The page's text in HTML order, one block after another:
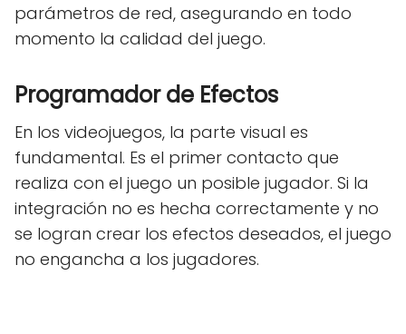
parámetros de red, asegurando en todo
momento la calidad del juego.
Programador de Efectos
En los videojuegos, la parte visual es
fundamental. Es el primer contacto que
realiza con el juego un posible jugador. Si la
integración no es hecha correctamente y no
se logran crear los efectos deseados, el juego
no engancha a los jugadores.